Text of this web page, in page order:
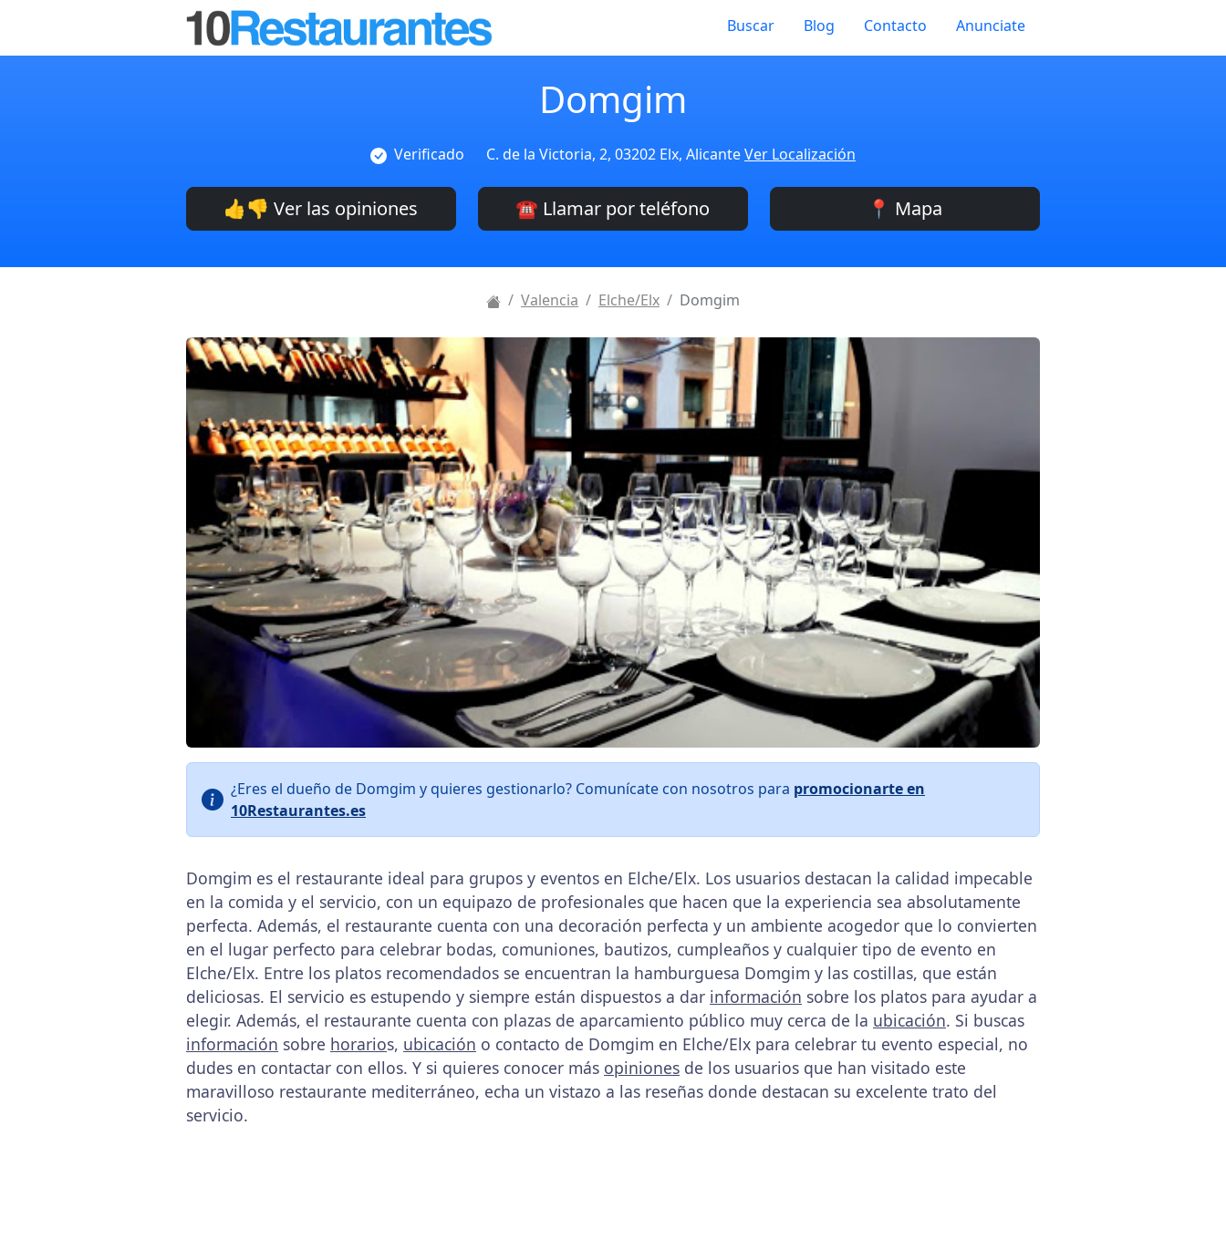
Buscar Blog Contacto Anunciate
Domgim
Verificado C. de la Victoria, 2, 03202 Elx, AlicanteVer Localización
👍👎 Ver las opiniones ☎️ Llamar por teléfono 📍 Mapa
Valencia Elche/Elx Domgim
¿Eres el dueño de Domgim y quieres gestionarlo? Comunícate con nosotros para promocionarte en
10Restaurantes.es
Domgim es el restaurante ideal para grupos y eventos en Elche/Elx. Los usuarios destacan la calidad impecable
en la comida y el servicio, con un equipazo de profesionales que hacen que la experiencia sea absolutamente
perfecta. Además, el restaurante cuenta con una decoración perfecta y un ambiente acogedor que lo convierten
en el lugar perfecto para celebrar bodas, comuniones, bautizos, cumpleaños y cualquier tipo de evento en
Elche/Elx. Entre los platos recomendados se encuentran la hamburguesa Domgim y las costillas, que están
deliciosas. El servicio es estupendo y siempre están dispuestos a dar información sobre los platos para ayudar a
elegir. Además, el restaurante cuenta con plazas de aparcamiento público muy cerca de la ubicación. Si buscas
información sobre horarios, ubicación o contacto de Domgim en Elche/Elx para celebrar tu evento especial, no
dudes en contactar con ellos. Y si quieres conocer más opiniones de los usuarios que han visitado este
maravilloso restaurante mediterráneo, echa un vistazo a las reseñas donde destacan su excelente trato del
servicio.